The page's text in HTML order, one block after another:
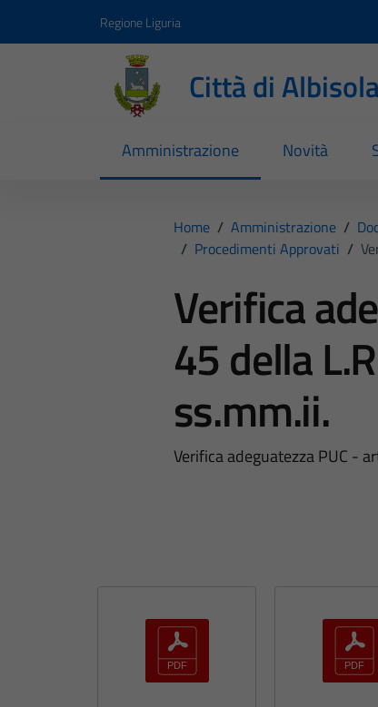
Regione Liguria
Città di
Amministrazione Novità
Home / Amministrazione /
/ Procedimenti Approvati /
Verifica
45 della
ss.mm.ii.
Verifica adeguatezza PUC -